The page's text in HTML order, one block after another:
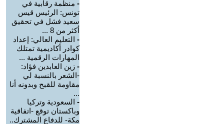
- منظمة رقابية في
تونس: الرئيس قيس
سعيد فشل في تحقيق
أكثر من 8 ...
- التعليم العالي: إعداد
كوادر أكاديمية تمتلك
المهارات الرقمية ...
- زين العابدين فؤاد:
-الشعر بالنسبة لي
مقاومة للقبح وبدونه أنا
...
- السعودية وتركيا
وباكستان توقع -اتفاقية
مكة- للدفاع المشترك..